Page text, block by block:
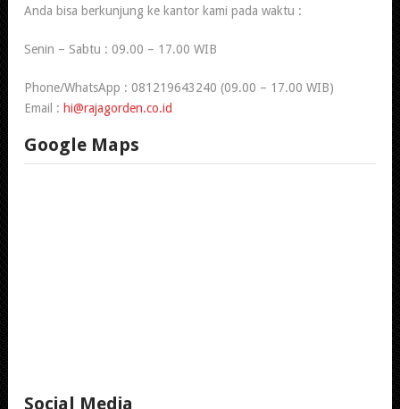
Anda bisa berkunjung ke kantor kami pada waktu :
Senin – Sabtu : 09.00 – 17.00 WIB
Phone/WhatsApp : 081219643240 (09.00 – 17.00 WIB)
Email : hi@rajagorden.co.id
Google Maps
Social Media